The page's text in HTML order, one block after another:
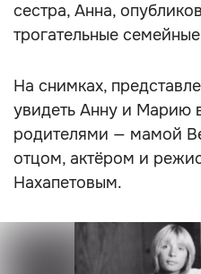
сестра, Анна,
трогательные
На снимках,
увидеть Анну и Марию
родителями — мамой
отцом, актёром и
Нахапетовым.